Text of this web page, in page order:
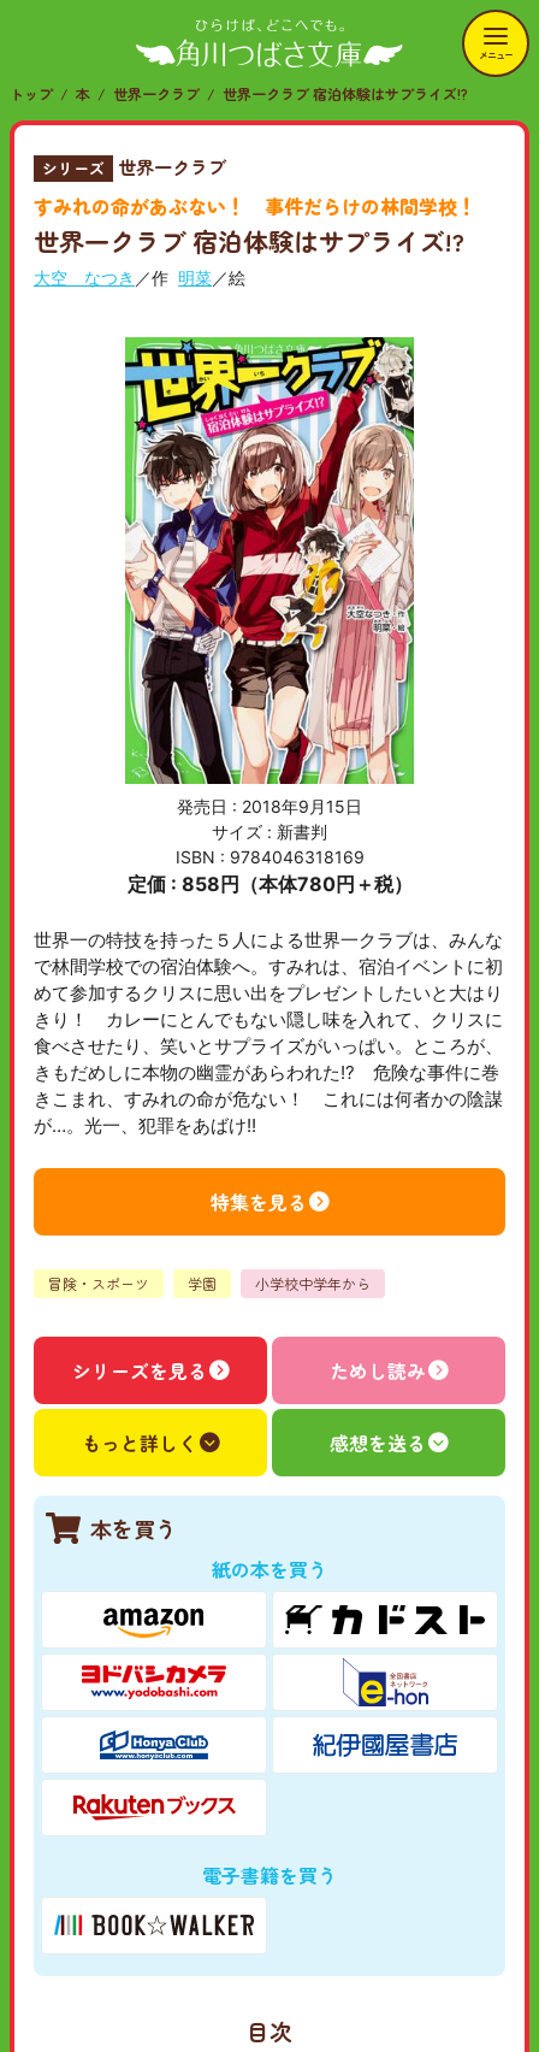
メニュー
トップ 本 世界一クラブ 世界一クラブ 宿泊体験はサプライズ!?
シリーズ 世界一クラブ
すみれの命があぶない！ 事件だらけの林間学校！
世界一クラブ 宿泊体験はサプライズ!?
大空 なつき ／作 明菜／絵
発売日 : 2018年9月15日
サイズ : 新書判
ISBN : 9784046318169
定価 : 858円（本体780円＋税）
世界一の特技を持った５人による世界一クラブは、みんな
で林間学校での宿泊体験へ。すみれは、宿泊イベントに初
めて参加するクリスに思い出をプレゼントしたいと大はり
きり！ カレーにとんでもない隠し味を入れて、クリスに
食べさせたり、笑いとサプライズがいっぱい。ところが、
きもだめしに本物の幽霊があらわれた!? 危険な事件に巻
きこまれ、すみれの命が危ない！ これには何者かの陰謀
が…。光一、犯罪をあばけ!!
特集を見る
冒険・スポーツ 学園 小学校中学年から
シリーズを見る ためし読み
もっと詳しく 感想を送る
本を買う
紙の本を買う
電子書籍を買う
目次